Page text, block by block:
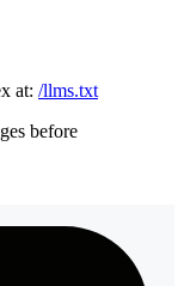
at: /llms.txt
before